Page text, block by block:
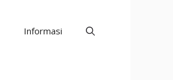
Informasi